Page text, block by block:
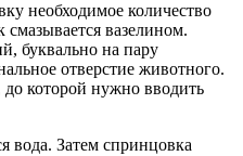
необходимое количество
вазелином.
буквально на пару
отверстие животного.
которой нужно вводить
вода. Затем спринцовка